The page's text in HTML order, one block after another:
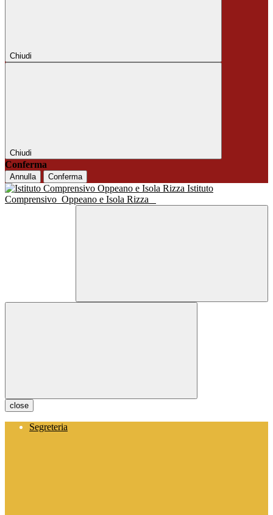
Chiudi
Chiudi
Conferma
Annulla Conferma
Istituto
Comprensivo Oppeano e Isola Rizza
close
Segreteria